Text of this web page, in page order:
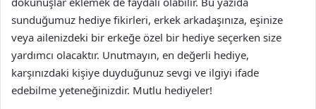
sunduğumuz hediye fikirleri, erkek arkadaşınıza, eşinize
veya ailenizdeki bir erkeğe özel bir hediye seçerken size
yardımcı olacaktır. Unutmayın, en değerli hediye,
karşınızdaki kişiye duyduğunuz sevgi ve ilgiyi ifade
edebilme yeteneğinizdir. Mutlu hediyeler!